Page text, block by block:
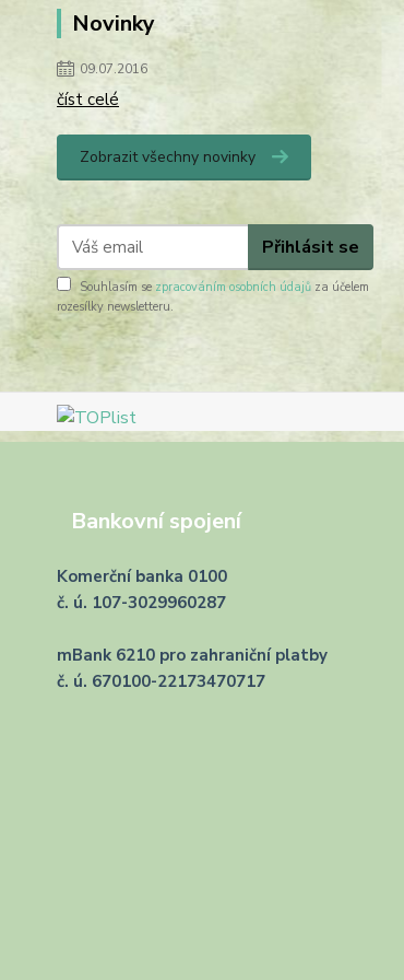
Novinky
09.07.2016
číst celé
Zobrazit všechny novinky
Přihlásit se
Souhlasím se zpracováním osobních údajů za účelem
rozesílky newsletteru.
Bankovní spojení
Komerční banka 0100
č. ú. 107-3029960287
mBank 6210 pro zahraniční platby
č. ú. 670100-22173470717